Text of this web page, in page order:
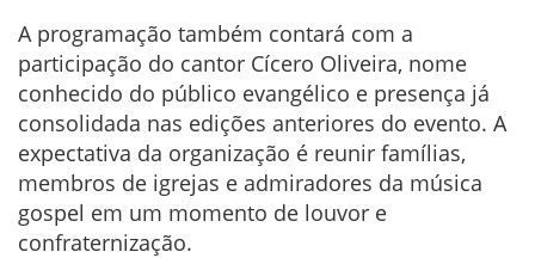
A programação também contará com a
participação do cantor Cícero Oliveira, nome
conhecido do público evangélico e presença já
consolidada nas edições anteriores do evento. A
expectativa da organização é reunir famílias,
membros de igrejas e admiradores da música
gospel em um momento de louvor e
confraternização.